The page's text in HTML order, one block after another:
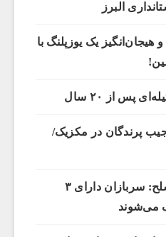
البرز
هیجان‌انگیز یک یوزپلنگ با
پس از ۲۰ سال
پرندگان در مکزیک/
ستاد کل نیروهای مسلح: سربازان دارای ۳
می‌شوند